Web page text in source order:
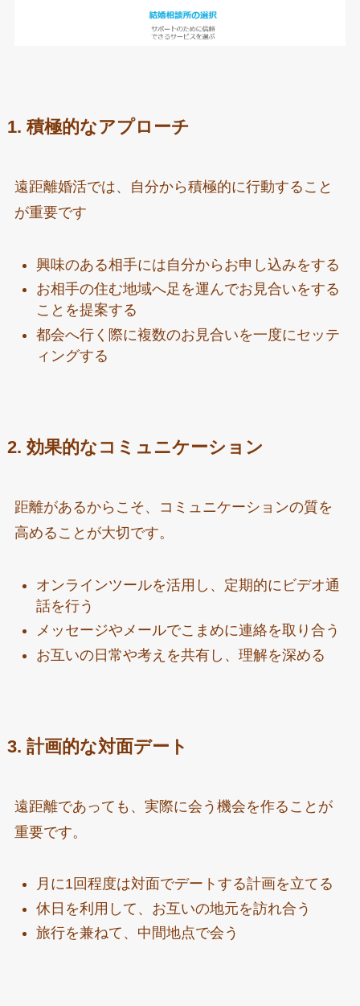
1. 積極的なアプローチ
遠距離婚活では、自分から積極的に行動すること
が重要です
興味のある相手には自分からお申し込みをする
お相手の住む地域へ足を運んでお見合いをする
ことを提案する
都会へ行く際に複数のお見合いを一度にセッテ
ィングする
2. 効果的なコミュニケーション
距離があるからこそ、コミュニケーションの質を
高めることが大切です。
オンラインツールを活用し、定期的にビデオ通
話を行う
メッセージやメールでこまめに連絡を取り合う
お互いの日常や考えを共有し、理解を深める
3. 計画的な対面デート
遠距離であっても、実際に会う機会を作ることが
重要です。
月に1回程度は対面でデートする計画を立てる
休日を利用して、お互いの地元を訪れ合う
旅行を兼ねて、中間地点で会う